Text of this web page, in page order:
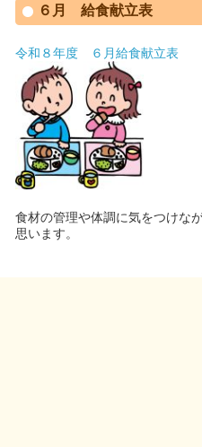
６月 給食献立表
令和８年度 ６月給食献立表
食材の管理や体調に気をつけな
思います。